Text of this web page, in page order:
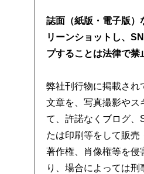
誌面（紙版・電子版）
リーンショットし、
プすることは法律で禁
弊社刊行物に掲載され
文章を、写真撮影やス
て、許諾なくブログ、
たは印刷等をして販売
著作権、肖像権等を侵
り、場合によっては刑